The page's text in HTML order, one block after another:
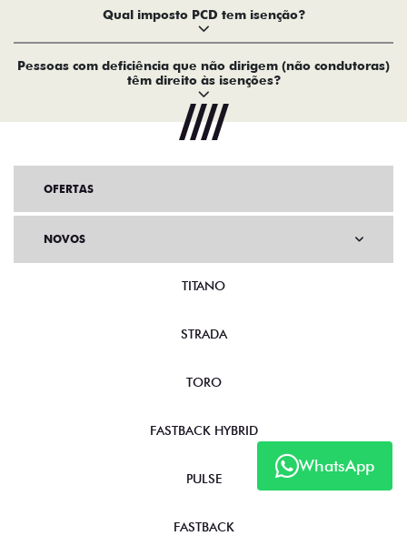
Qual imposto PCD tem isenção?
Pessoas com deficiência que não dirigem (não condutoras)
têm direito às isenções?
WhatsApp
OFERTAS
NOVOS
TITANO
STRADA
TORO
FASTBACK HYBRID
PULSE
FASTBACK